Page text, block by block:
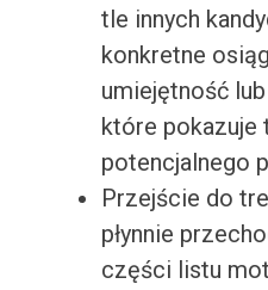
tle innych
konkretne
umiejętność
które pokazuje
potencjalnego
Przejście do
płynnie
części listu